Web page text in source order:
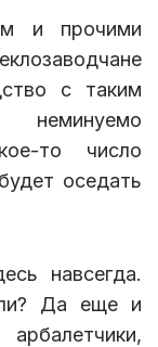
и прочими
с таким
неминуемо
то число
оседать
навсегда.
Да еще и